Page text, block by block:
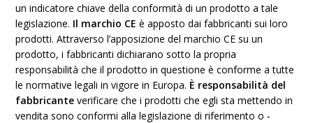
un indicatore chiave della conformità di un prodotto a tale
legislazione. Il marchio CE è apposto dai fabbricanti sui loro
prodotti. Attraverso l’apposizione del marchio CE su un
prodotto, i fabbricanti dichiarano sotto la propria
responsabilità che il prodotto in questione è conforme a tutte
le normative legali in vigore in Europa. È responsabilità del
fabbricante verificare che i prodotti che egli sta mettendo in
vendita sono conformi alla legislazione di riferimento o ‐